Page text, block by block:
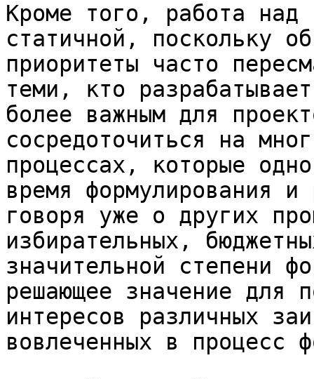
Кроме того, работа над
статичной, поскольку
приоритеты часто
теми, кто
более важным для
сосредоточиться на
процессах, которые
время формулирования
говоря уже о других
избирательных,
значительной степени
решающее значение для
интересов различных
вовлеченных в процесс